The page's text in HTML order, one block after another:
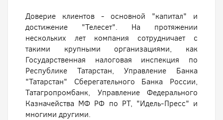
Доверие клиентов - основной "капитал" и
достижение "Телесет". На протяжении
нескольких лет компания сотрудничает с
такими крупными организациями, как
Государственная налоговая инспекция по
Республике Татарстан, Управление Банка
"Татарстан" Сберегательного Банка России,
Татагропромбанк, Управление Федерального
Казначейства МФ РФ по РТ, "Идель-Пресс" и
многими другими.